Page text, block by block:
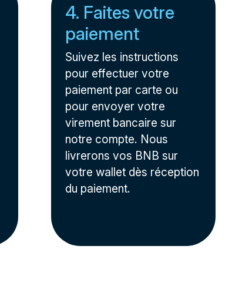
4. Faites votre
paiement
Suivez les instructions
pour effectuer votre
paiement par carte ou
pour envoyer votre
virement bancaire sur
notre compte. Nous
livrerons vos BNB sur
votre wallet dès réception
du paiement.